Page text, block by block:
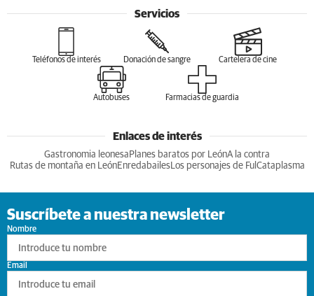
Servicios
Teléfonos de interés Donación de sangre Cartelera de cine
Autobuses Farmacias de guardia
Enlaces de interés
Gastronomia leonesa Planes baratos por LeónA la contra
Rutas de montaña en LeónEnredabailesLos personajes de Ful Cataplasma
Suscríbete a nuestra newsletter
Nombre
Email